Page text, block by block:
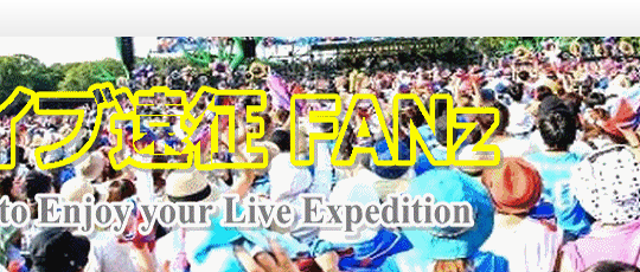
征 FANz
ライブ会場で様々なアーティストによって開催されているコンサート
ヴの遠征旅行をしたいファンズに向けて、主に持ち物や荷物の注意点
等の準備の方法と、聖地巡礼に役立つ情報等を紹介するサイトです